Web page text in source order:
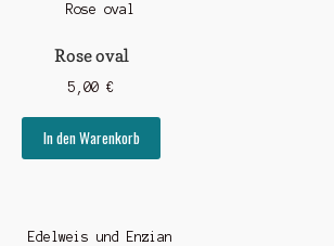
Rose oval
5,00 €
In den Warenkorb